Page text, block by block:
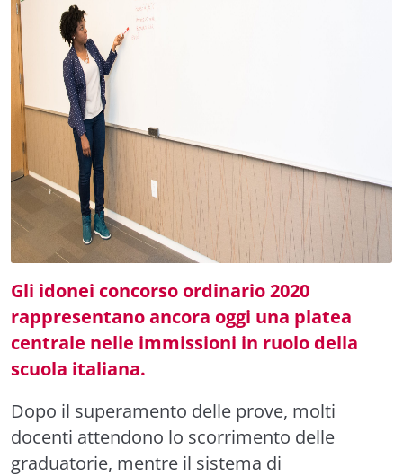
Gli idonei concorso ordinario 2020
rappresentano ancora oggi una platea
centrale nelle immissioni in ruolo della
scuola italiana.
Dopo il superamento delle prove, molti
docenti attendono lo scorrimento delle
graduatorie, mentre il sistema di